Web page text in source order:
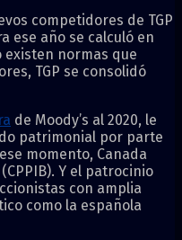
competidores de TGP
ese año se calculó en
existen normas que
TGP se consolidó
de Moody’s al 2020, le
patrimonial por parte
momento, Canada
Y el patrocinio
con amplia
como la española